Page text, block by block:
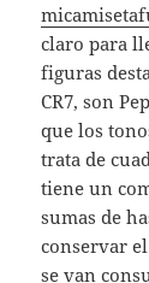
claro para
figuras
CR7, son
que los
trata de
tiene un
sumas de
conservar
se van